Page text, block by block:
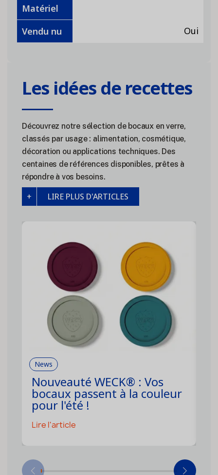
Matériel
Vendu nu Oui
Les idées de recettes
Découvrez notre sélection de bocaux en verre,
classés par usage : alimentation, cosmétique,
décoration ou applications techniques. Des
centaines de références disponibles, prêtes à
répondre à vos besoins.
LIRE PLUS D'ARTICLES
News
Nouveauté WECK® : Vos
bocaux passent à la couleur
pour l'été !
Lire l'article